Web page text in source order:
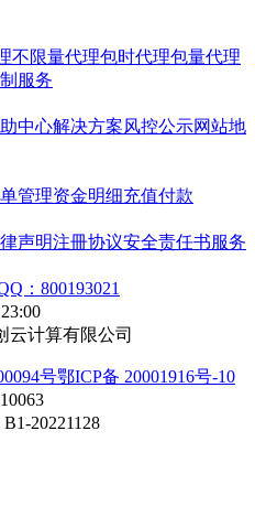
不限量代理包时代理包量代理
服务
中心解决方案风控公示网站地
管理资金明细充值付款
声明注冊协议安全责任书服务
：800193021
云计算有限公司
号鄂ICP备 20001916号-10
20221128